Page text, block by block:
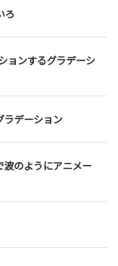
ろ
ョンするグラデーシ
ラデーション
のようにアニメー